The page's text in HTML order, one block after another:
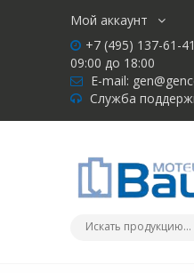
Мой аккаунт
+7 (495) 137-61-
09:00 до 18:00
E-mail:
Служба